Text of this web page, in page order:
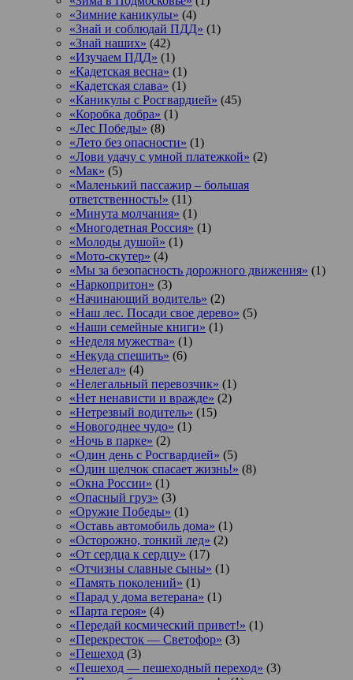
«Зимние каникулы» (4)
«Знай и соблюдай ПДД» (1)
«Знай наших» (42)
«Изучаем ПДД» (1)
«Кадетская весна» (1)
«Кадетская слава» (1)
«Каникулы с Росгвардией» (45)
«Коробка добра» (1)
«Лес Победы» (8)
«Лето без опасности» (1)
«Лови удачу с умной платежкой» (2)
«Мак» (5)
«Маленький пассажир – большая
ответственность!» (11)
«Минута молчания» (1)
«Многодетная Россия» (1)
«Молоды душой» (1)
«Мото-скутер» (4)
«Мы за безопасность дорожного движения» (1)
«Наркопритон» (3)
«Начинающий водитель» (2)
«Наш лес. Посади свое дерево» (5)
«Наши семейные книги» (1)
«Неделя мужества» (1)
«Некуда спешить» (6)
«Нелегал» (4)
«Нелегальный перевозчик» (1)
«Нет ненависти и вражде» (2)
«Нетрезвый водитель» (15)
«Новогоднее чудо» (1)
«Ночь в парке» (2)
«Один день с Росгвардией» (5)
«Один щелчок спасает жизнь!» (8)
«Окна России» (1)
«Опасный груз» (3)
«Оружие Победы» (1)
«Оставь автомобиль дома» (1)
«Осторожно, тонкий лед» (2)
«От сердца к сердцу» (17)
«Отчизны славные сыны» (1)
«Память поколений» (1)
«Парад у дома ветерана» (1)
«Парта героя» (4)
«Передай космический привет!» (1)
«Перекресток — Светофор» (3)
«Пешеход (3)
«Пешеход — пешеходный переход» (3)